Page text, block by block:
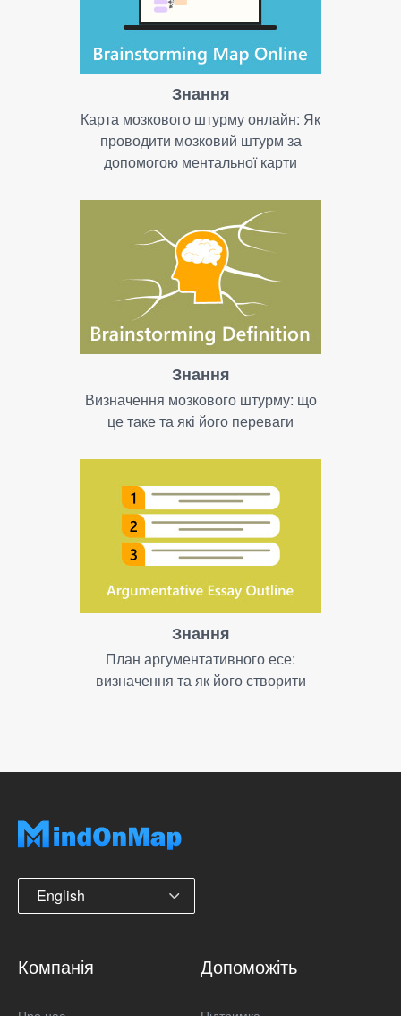
Знання
Карта мозкового штурму онлайн: Як
проводити мозковий штурм за
допомогою ментальної карти
Знання
Визначення мозкового штурму: що
це таке та які його переваги
Знання
План аргументативного есе:
визначення та як його створити
English
Компанія Допоможіть